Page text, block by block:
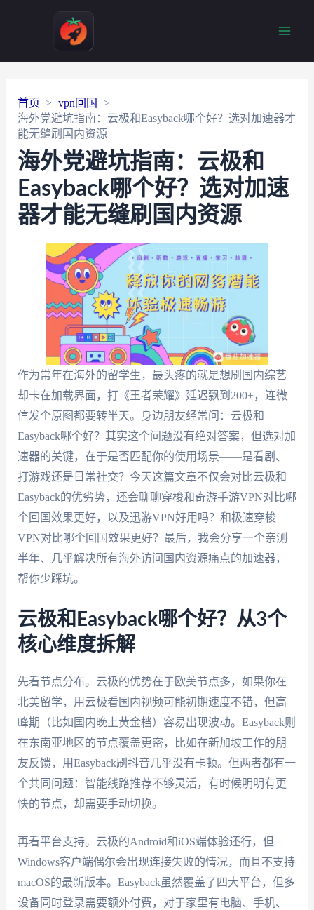
首页
vpn回国
海外党避坑指南：云极和Easyback哪个好？选对加速器才
能无缝刷国内资源
海外党避坑指南：云极和
Easyback哪个好？选对加速
器才能无缝刷国内资源
作为常年在海外的留学生，最头疼的就是想刷国内综艺
却卡在加载界面，打《王者荣耀》延迟飘到200+，连微
信发个原图都要转半天。身边朋友经常问：云极和
Easyback哪个好？其实这个问题没有绝对答案，但选对加
速器的关键，在于是否匹配你的使用场景——是看剧、
打游戏还是日常社交？今天这篇文章不仅会对比云极和
Easyback的优劣势，还会聊聊穿梭和奇游手游VPN对比哪
个回国效果更好，以及迅游VPN好用吗？和极速穿梭
VPN对比哪个回国效果更好？最后，我会分享一个亲测
半年、几乎解决所有海外访问国内资源痛点的加速器，
帮你少踩坑。
云极和Easyback哪个好？从3个
核心维度拆解
先看节点分布。云极的优势在于欧美节点多，如果你在
北美留学，用云极看国内视频可能初期速度不错，但高
峰期（比如国内晚上黄金档）容易出现波动。Easyback则
在东南亚地区的节点覆盖更密，比如在新加坡工作的朋
友反馈，用Easyback刷抖音几乎没有卡顿。但两者都有一
个共同问题：智能线路推荐不够灵活，有时候明明有更
快的节点，却需要手动切换。
再看平台支持。云极的Android和iOS端体验还行，但
Windows客户端偶尔会出现连接失败的情况，而且不支持
macOS的最新版本。Easyback虽然覆盖了四大平台，但多
设备同时登录需要额外付费，对于家里有电脑、手机、